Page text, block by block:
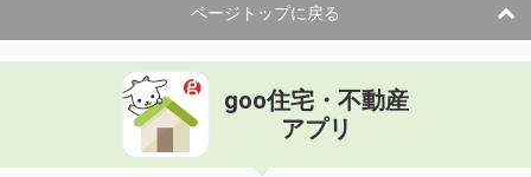
ページトップに戻る
goo住宅・不動産
アプリ